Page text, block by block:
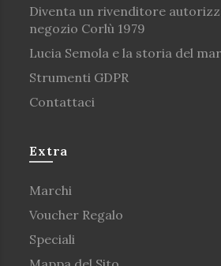
Diventa un rivenditore
negozio Corlù 1979
Lucia Semola e la storia del
Strumenti GDPR
Contattaci
Extra
Marchi
Voucher Regalo
Speciali